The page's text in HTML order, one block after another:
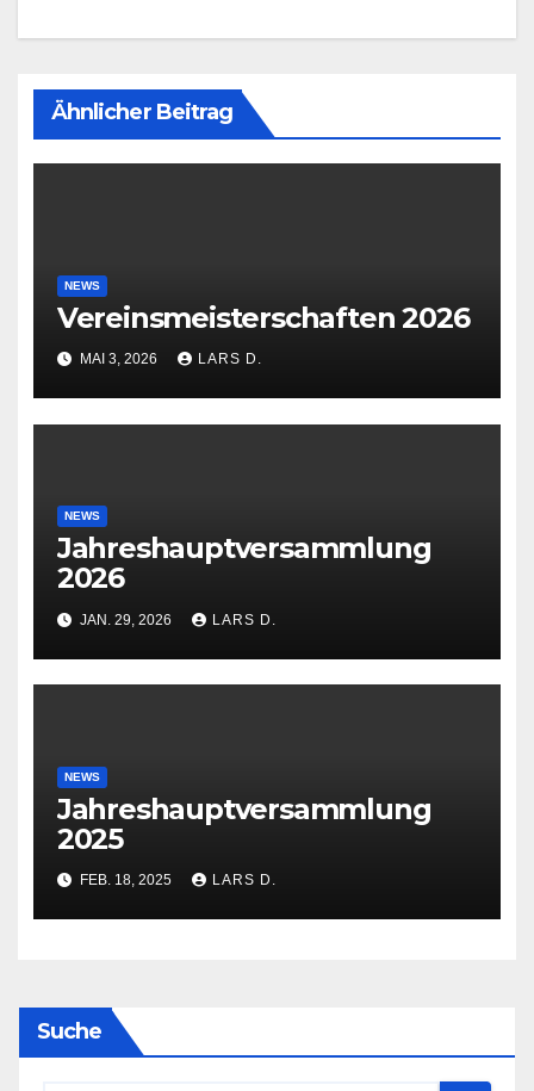
Ähnlicher Beitrag
NEWS
Vereinsmeisterschaften 2026
MAI 3, 2026 LARS D.
NEWS
Jahreshauptversammlung
2026
JAN. 29, 2026 LARS D.
NEWS
Jahreshauptversammlung
2025
FEB. 18, 2025 LARS D.
Suche